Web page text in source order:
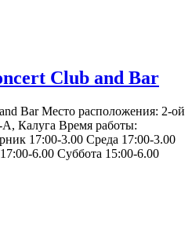
Club and Bar
Bar Место расположения: 2-ой
А, Калуга Время работы:
17:00-3.00 Среда 17:00-3.00
6.00 Суббота 15:00-6.00